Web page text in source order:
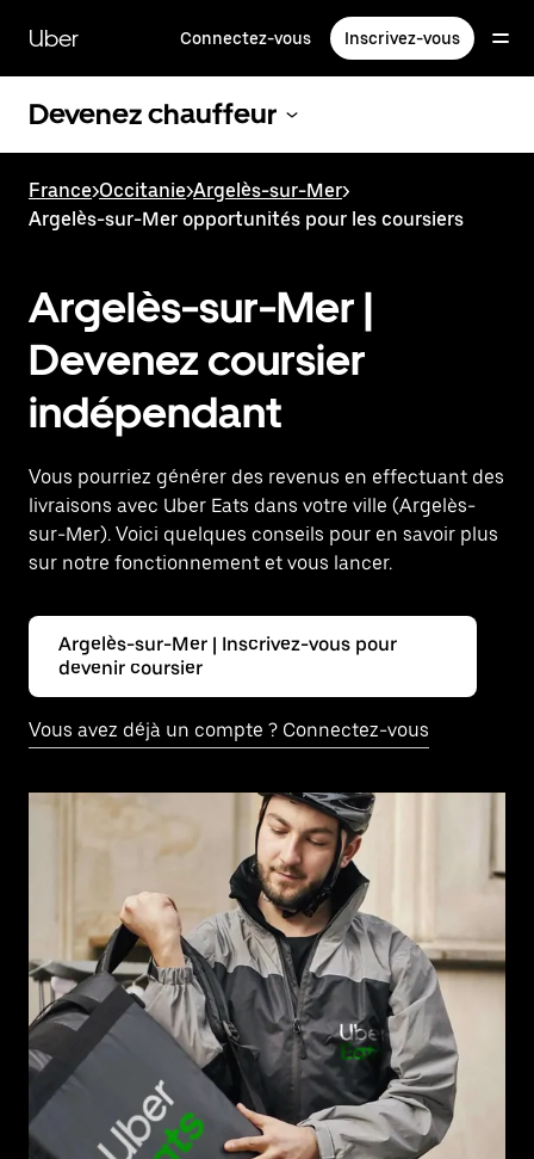
contenu
principal
Uber Connectez-vous Inscrivez-vous
Devenez chauffeur
France>Occitanie>Argelès-sur-Mer>
Argelès-sur-Mer opportunités pour les coursiers
Argelès-sur-Mer |
Devenez coursier
indépendant
Vous pourriez générer des revenus en effectuant des
livraisons avec Uber Eats dans votre ville (Argelès-
sur-Mer). Voici quelques conseils pour en savoir plus
sur notre fonctionnement et vous lancer.
Argelès-sur-Mer | Inscrivez-vous pour
devenir coursier
Vous avez déjà un compte ? Connectez-vous